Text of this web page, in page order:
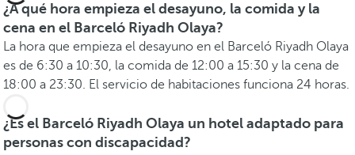
¿A qué hora empieza el desayuno, la comida y la
cena en el Barceló Riyadh Olaya?
La hora que empieza el desayuno en el Barceló Riyadh Olaya
es de 6:30 a 10:30, la comida de 12:00 a 15:30 y la cena de
18:00 a 23:30. El servicio de habitaciones funciona 24 horas.
¿Es el Barceló Riyadh Olaya un hotel adaptado para
personas con discapacidad?